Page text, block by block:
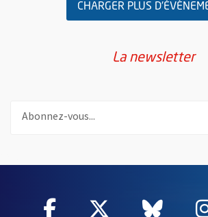
CHARGER PLUS
La newsletter
Facebook
, Ouvre une
Twitter
, Ouvre
,